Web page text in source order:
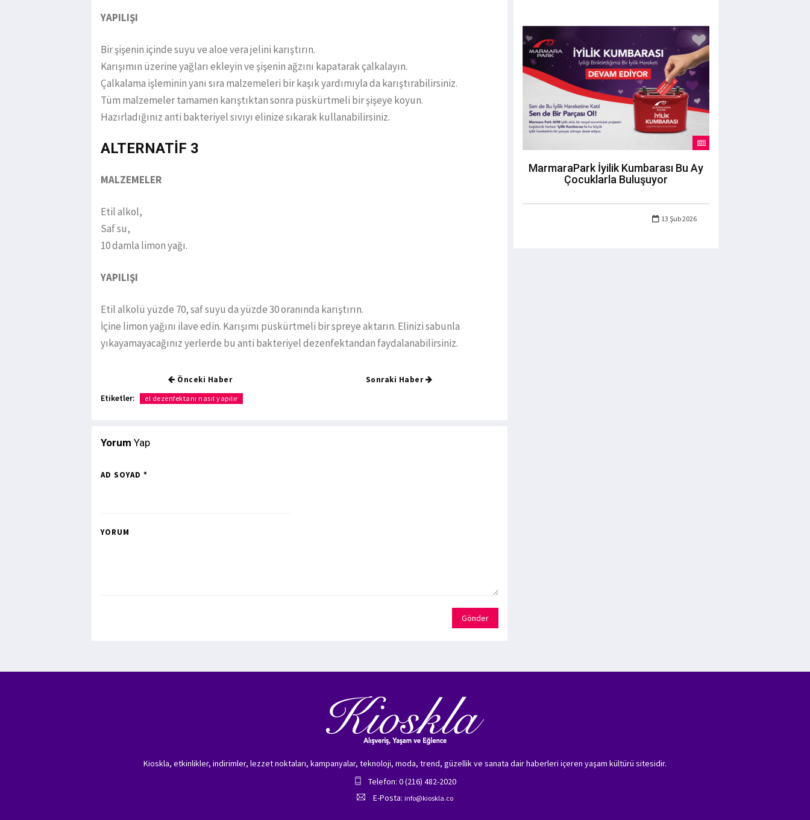
YAPILIŞI
Bir şişenin içinde suyu ve aloe vera jelini karıştırın.
Karışımın üzerine yağları ekleyin ve şişenin ağzını kapatarak çalkalayın.
Çalkalama işleminin yanı sıra malzemeleri bir kaşık yardımıyla da karıştırabilirsiniz.
Tüm malzemeler tamamen karıştıktan sonra püskürtmeli bir şişeye koyun.
Hazırladığınız anti bakteriyel sıvıyı elinize sıkarak kullanabilirsiniz.
ALTERNATİF 3
MALZEMELER
Etil alkol,
Saf su,
10 damla limon yağı.
YAPILIŞI
Etil alkolü yüzde 70, saf suyu da yüzde 30 oranında karıştırın.
İçine limon yağını ilave edin. Karışımı püskürtmeli bir spreye aktarın. Elinizi sabunla
yıkayamayacağınız yerlerde bu anti bakteriyel dezenfektandan faydalanabilirsiniz.
Önceki Haber Sonraki Haber
Etiketler: el dezenfektanı nasıl yapılır
Yorum Yap
AD SOYAD *
YORUM
Gönder
MarmaraPark İyilik Kumbarası Bu Ay
Çocuklarla Buluşuyor
13 Şub 2026
Kioskla, etkinlikler, indirimler, lezzet noktaları, kampanyalar, teknoloji, moda, trend, güzellik ve sanata dair haberleri içeren yaşam kültürü sitesidir.
Telefon: 0 (216) 482-2020
E-Posta: info@kioskla.co